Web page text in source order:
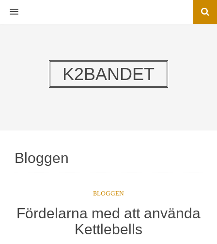
MENU
K2BANDET
Bloggen
BLOGGEN
Fördelarna med att använda
Kettlebells